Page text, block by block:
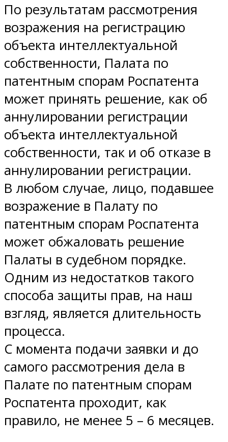
По результатам рассмотрения
возражения на регистрацию
объекта интеллектуальной
собственности, Палата по
патентным спорам Роспатента
может принять решение, как об
аннулировании регистрации
объекта интеллектуальной
собственности, так и об отказе в
аннулировании регистрации.
В любом случае, лицо, подавшее
возражение в Палату по
патентным спорам Роспатента
может обжаловать решение
Палаты в судебном порядке.
Одним из недостатков такого
способа защиты прав, на наш
взгляд, является длительность
процесса.
С момента подачи заявки и до
самого рассмотрения дела в
Палате по патентным спорам
Роспатента проходит, как
правило, не менее 5 – 6 месяцев.